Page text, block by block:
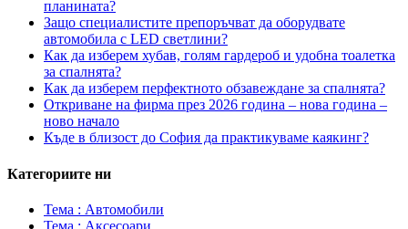
планината?
Защо специалистите препоръчват да оборудвате
автомобила с LED светлини?
Как да изберем хубав, голям гардероб и удобна тоалетка
за спалнята?
Как да изберем перфектното обзавеждане за спалнята?
Откриване на фирма през 2026 година – нова година –
ново начало
Къде в близост до София да практикуваме каякинг?
Категориите ни
Тема : Автомобили
Тема : Аксесоари